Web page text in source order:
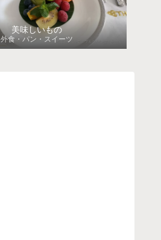
美味しいもの
外食・パン・スイーツ